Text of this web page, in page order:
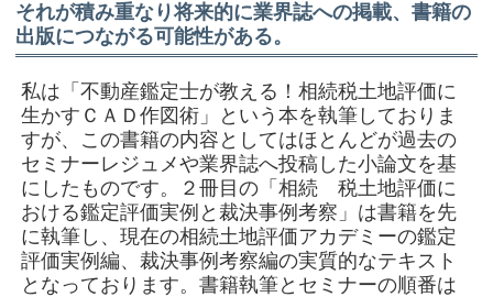
それが積み重なり将来的に業界誌への掲載、書籍の
出版につながる可能性がある。
私は「不動産鑑定士が教える！相続税土地評価に
生かすＣＡＤ作図術」という本を執筆しておりま
すが、この書籍の内容としてはほとんどが過去の
セミナーレジュメや業界誌へ投稿した小論文を基
にしたものです。２冊目の「相続 税土地評価に
おける鑑定評価実例と裁決事例考察」は書籍を先
に執筆し、現在の相続土地評価アカデミーの鑑定
評価実例編、裁決事例考察編の実質的なテキスト
となっております。書籍執筆とセミナーの順番は